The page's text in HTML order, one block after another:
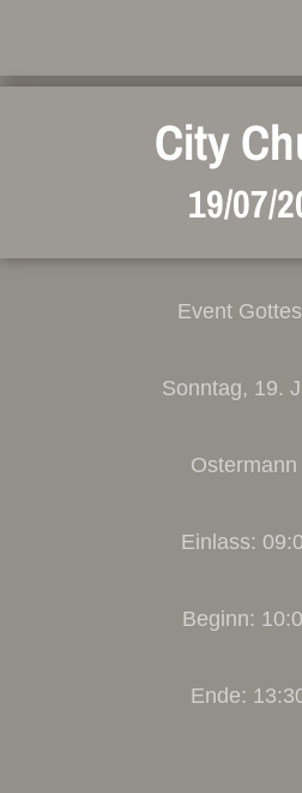
City
19/07/
Event
Sonntag, 19.
Ostermann
Einlass:
Beginn:
Ende: